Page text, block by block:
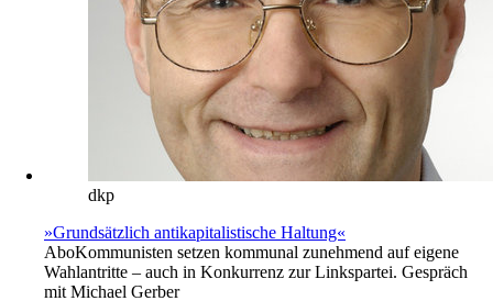
dkp
»Grundsätzlich antikapitalistische Haltung«
AboKommunisten setzen kommunal zunehmend auf eigene
Wahlantritte – auch in Konkurrenz zur Linkspartei. Gespräch
mit Michael Gerber